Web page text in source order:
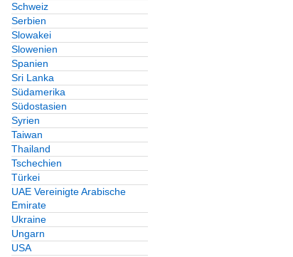
Schweiz
Serbien
Slowakei
Slowenien
Spanien
Sri Lanka
Südamerika
Südostasien
Syrien
Taiwan
Thailand
Tschechien
Türkei
UAE Vereinigte Arabische
Emirate
Ukraine
Ungarn
USA